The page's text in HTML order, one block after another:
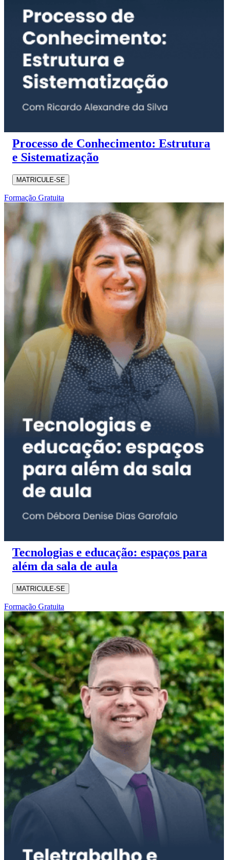
Processo de Conhecimento: Estrutura
e Sistematização
MATRICULE-SE
Formação Gratuita
Tecnologias e educação: espaços para
além da sala de aula
MATRICULE-SE
Formação Gratuita